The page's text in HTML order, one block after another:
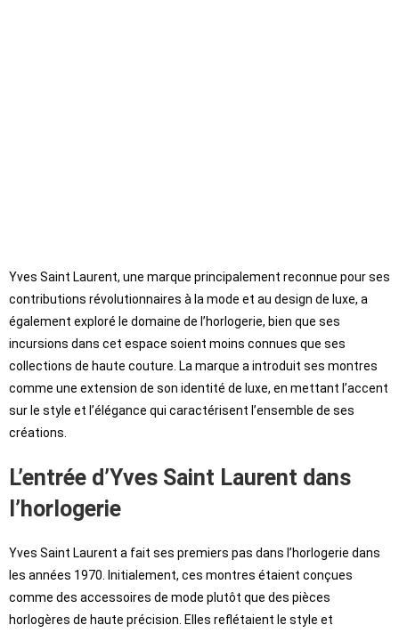
Yves Saint Laurent, une marque principalement reconnue pour ses
contributions révolutionnaires à la mode et au design de luxe, a
également exploré le domaine de l’horlogerie, bien que ses
incursions dans cet espace soient moins connues que ses
collections de haute couture. La marque a introduit ses montres
comme une extension de son identité de luxe, en mettant l’accent
sur le style et l’élégance qui caractérisent l’ensemble de ses
créations.
L’entrée d’Yves Saint Laurent dans
l’horlogerie
Yves Saint Laurent a fait ses premiers pas dans l’horlogerie dans
les années 1970. Initialement, ces montres étaient conçues
comme des accessoires de mode plutôt que des pièces
horlogères de haute précision. Elles reflétaient le style et